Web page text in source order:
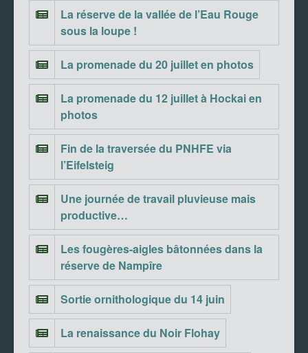
La réserve de la vallée de l’Eau Rouge
sous la loupe !
La promenade du 20 juillet en photos
La promenade du 12 juillet à Hockai en
photos
Fin de la traversée du PNHFE via
l’Eifelsteig
Une journée de travail pluvieuse mais
productive…
Les fougères-aigles bâtonnées dans la
réserve de Nampîre
Sortie ornithologique du 14 juin
La renaissance du Noir Flohay